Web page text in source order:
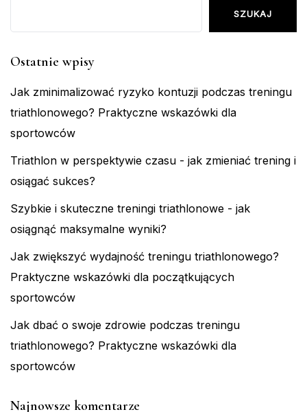
SZUKAJ
Ostatnie wpisy
Jak zminimalizować ryzyko kontuzji podczas treningu
triathlonowego? Praktyczne wskazówki dla
sportowców
Triathlon w perspektywie czasu - jak zmieniać trening i
osiągać sukces?
Szybkie i skuteczne treningi triathlonowe - jak
osiągnąć maksymalne wyniki?
Jak zwiększyć wydajność treningu triathlonowego?
Praktyczne wskazówki dla początkujących
sportowców
Jak dbać o swoje zdrowie podczas treningu
triathlonowego? Praktyczne wskazówki dla
sportowców
Najnowsze komentarze